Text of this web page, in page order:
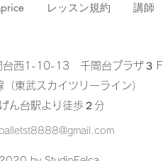
レッスン規約 講師
台西1-10-13 千間台プラザ３Ｆ
東武スカイツリーライン）
ん台駅より徒歩２分
balletst8888@gmail.com